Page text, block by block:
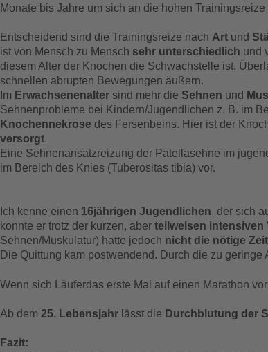
Monate bis Jahre um sich an die hohen
Entscheidend sind die Trainingsreize nach Art und
ist von Mensch zu Mensch sehr unterschiedlich und
diesem Alter der Knochen die Schwachstelle ist.
schnellen abrupten Bewegungen äußern.
Im Erwachsenenalter sind mehr die Sehnen und
Sehnenprobleme bei Kindern/Jugendlichen z. B. im
Knochennekrose des Fersenbeins. Hier ist der
versorgt.
Eine Sehnenansatzreizung der Patellasehne im
im Bereich des Knies (Tuberositas tibia) vor.
Ich kenne einen 16jährigen Jugendlichen, der sich
konnte er trotz der kurzen, aber teilweisen intensiven
Sehnen/Muskulatur) hatte jedoch nicht die nötige Zeit
Die Quittung kam postwendend. Durch die zu
Wenn sich Läuferdas erste Mal auf einen Marathon
Ab dem 25. Lebensjahr lässt die Durchblutung der
Fazit: